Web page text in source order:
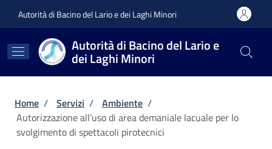
Autorità di Bacino del Lario e dei Laghi Minori
Autorità di Bacino del Lario e
dei Laghi Minori
Briciole di pane
Home / Servizi / Ambiente /
Autorizzazione all’uso di area demaniale lacuale per lo
svolgimento di spettacoli pirotecnici